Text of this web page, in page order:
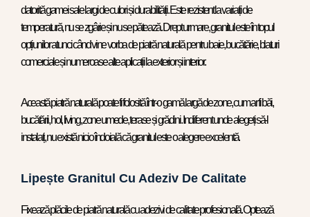
datorită gamei sale largi de culori și durabilității. Este rezistent la variații de
temperatură, nu se zgârie și nu se pătează. Drept urmare, granitul este în topul
opțiunilor atunci când vine vorba de piatră naturală pentru baie, bucătărie, blaturi
comerciale și numeroase alte aplicații la exterior și interior.
Această piatră naturală poate fi folosită într-o gamă largă de zone, cum ar fi băi,
bucătării, hol, living, zone umede, terase și grădini. Indiferent unde alegeți să-l
instalați, nu există nicio îndoială că granitul este o alegere excelentă.
Lipește Granitul Cu Adeziv De Calitate
Fixează plăcile de piatră naturală cu adezivi de calitate profesională. Optează